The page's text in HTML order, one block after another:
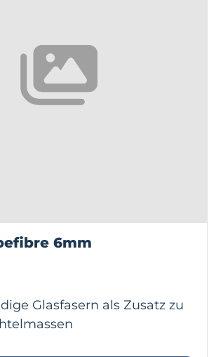
6mm
Glasfasern als Zusatz zu